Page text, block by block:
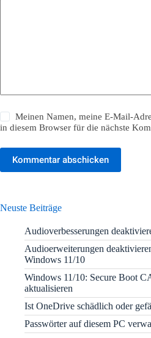
Meinen Namen, meine E-Mail-
in diesem Browser für die nächste
Kommentar abschicken
Neuste Beiträge
Audioverbesserungen
Audioerweiterungen
Windows 11/10
Windows 11/10: Secure Boot
aktualisieren
Ist OneDrive schädlich oder
Passwörter auf diesem PC